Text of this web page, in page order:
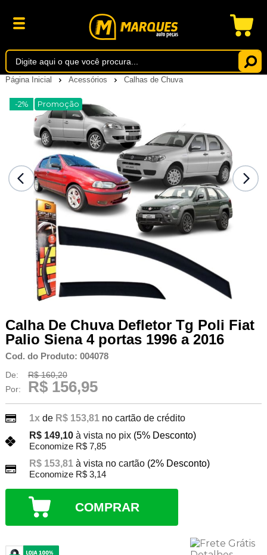
Página Inicial Acessórios Calhas de Chuva
-2% Promoção
Calha De Chuva Defletor Tg Poli Fiat
Palio Siena 4 portas 1996 a 2016
Cod. do Produto: 004078
De:
R$ 160,20
Por:
R$ 156,95
1xde R$ 153,81 no cartão de crédito
R$ 149,10 à vista no pix (5% Desconto)
Economize R$ 7,85
R$ 153,81 à vista no cartão (2% Desconto)
Economize R$ 3,14
COMPRAR